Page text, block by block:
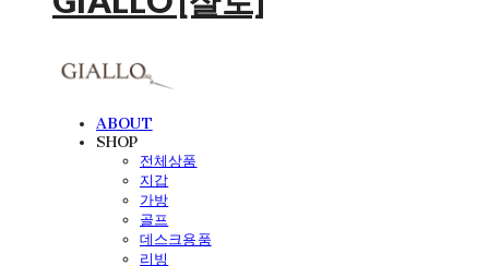
ABOUT
SHOP
전체상품
지갑
가방
골프
데스크용품
리빙